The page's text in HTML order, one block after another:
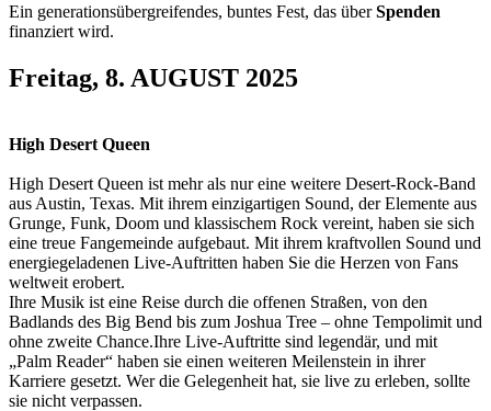
Ein generationsübergreifendes, buntes Fest, das überSpenden
finanziert wird.
Freitag, 8. AUGUST 2025
High Desert Queen
High Desert Queen ist mehr als nur eine weitere Desert-Rock-Band
aus Austin, Texas. Mit ihrem einzigartigen Sound, der Elemente aus
Grunge, Funk, Doom und klassischem Rock vereint, haben sie sich
eine treue Fangemeinde aufgebaut. Mit ihrem kraftvollen Sound und
energiegeladenen Live-Auftritten haben Sie die Herzen von Fans
weltweit erobert.
Ihre Musik ist eine Reise durch die offenen Straßen, von den
Badlands des Big Bend bis zum Joshua Tree – ohne Tempolimit und
ohne zweite Chance.Ihre Live-Auftritte sind legendär, und mit
„Palm Reader“ haben sie einen weiteren Meilenstein in ihrer
Karriere gesetzt. Wer die Gelegenheit hat, sie live zu erleben, sollte
sie nicht verpassen.